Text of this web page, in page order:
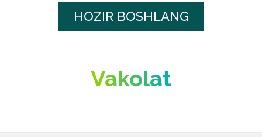
HOZIR BOSHLANG
Vakolat